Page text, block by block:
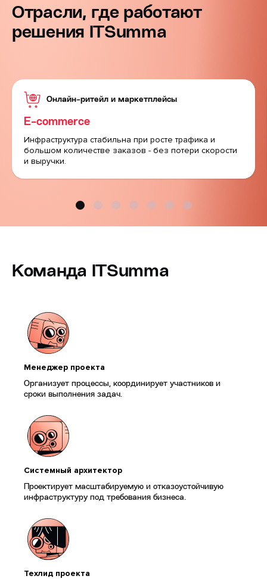
Отрасли, где работают
решения ITSumma
Онлайн-ритейл и маркетплейсы
E-commerce
Инфраструктура стабильна при росте трафика и
большом количестве заказов - без потери скорости
и выручки.
Команда ITSumma
Менеджер проекта
Организует процессы, координирует участников и
сроки выполнения задач.
Системный архитектор
Проектирует масштабируемую и отказоустойчивую
инфраструктуру под требования бизнеса.
Техлид проекта